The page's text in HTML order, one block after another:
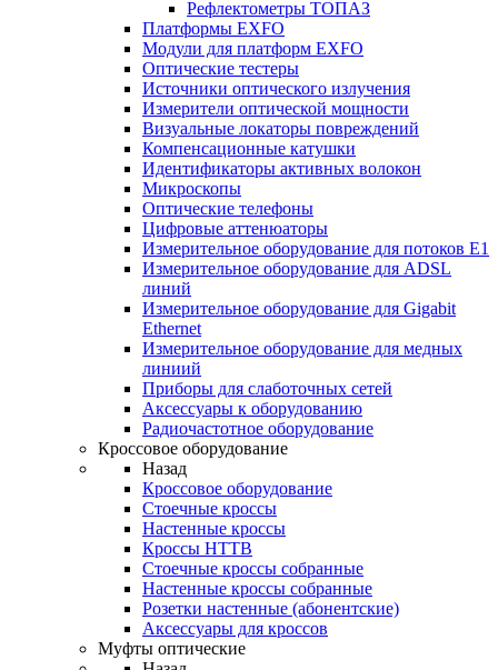
Рефлектометры ТОПАЗ
Платформы EXFO
Модули для платформ EXFO
Оптические тестеры
Источники оптического излучения
Измерители оптической мощности
Визуальные локаторы повреждений
Компенсационные катушки
Идентификаторы активных волокон
Микроскопы
Оптические телефоны
Цифровые аттенюаторы
Измерительное оборудование для потоков Е1
Измерительное оборудование для ADSL
линий
Измерительное оборудование для Gigabit
Ethernet
Измерительное оборудование для медных
линиий
Приборы для слаботочных сетей
Аксессуары к оборудованию
Радиочастотное оборудование
Кроссовое оборудование
Назад
Кроссовое оборудование
Стоечные кроссы
Настенные кроссы
Кроссы HTTB
Стоечные кроссы собранные
Настенные кроссы собранные
Розетки настенные (абонентские)
Аксессуары для кроссов
Муфты оптические